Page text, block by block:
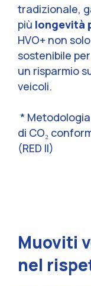
tradizionale,
più longevità
HVO+ non
sostenibile
un risparmio
veicoli.
*
di CO₂
(RED II)
Muoviti
nel